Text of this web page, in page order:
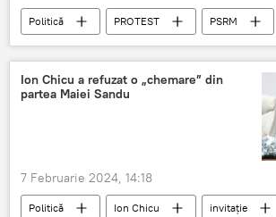
Politică PROTEST
PSRM
Demisie
Dorin Recean
Guvernul
PAS
Dezastru
Ion Chicu a refuzat o „chemare” din
partea Maiei Sandu
7 Februarie 2024, 14:18
Politică Ion Chicu
invitație